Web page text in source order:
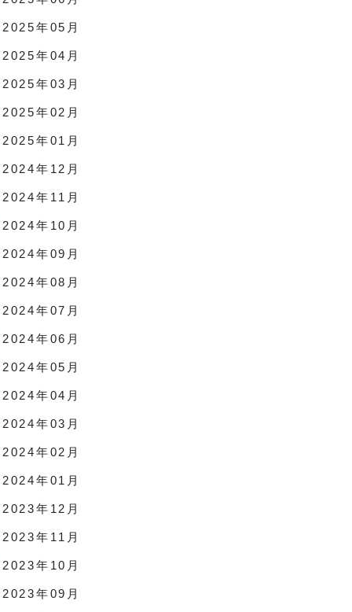
2025年05月
2025年04月
2025年03月
2025年02月
2025年01月
2024年12月
2024年11月
2024年10月
2024年09月
2024年08月
2024年07月
2024年06月
2024年05月
2024年04月
2024年03月
2024年02月
2024年01月
2023年12月
2023年11月
2023年10月
2023年09月